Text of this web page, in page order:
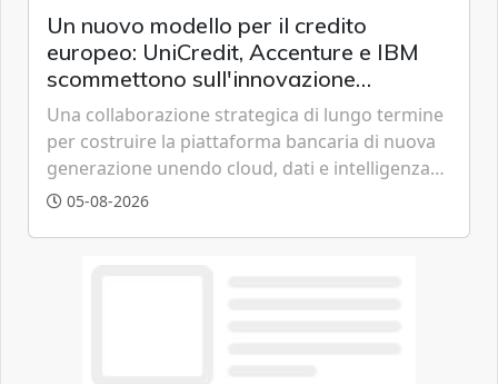
Un nuovo modello per il credito
europeo: UniCredit, Accenture e IBM
scommettono sull'innovazione
tecnologica
Una collaborazione strategica di lungo termine
per costruire la piattaforma bancaria di nuova
generazione unendo cloud, dati e intelligenza
artificiale.
05-08-2026